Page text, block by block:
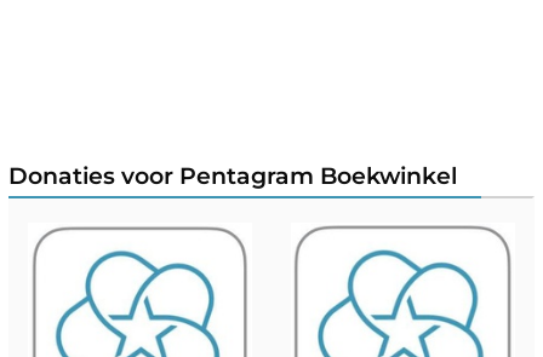
Donaties voor Pentagram Boekwinkel